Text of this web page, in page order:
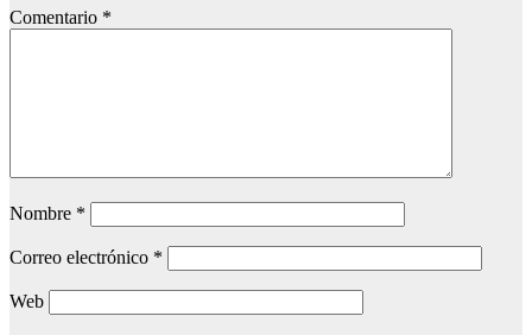
Comentario *
Nombre *
Correo electrónico *
Web